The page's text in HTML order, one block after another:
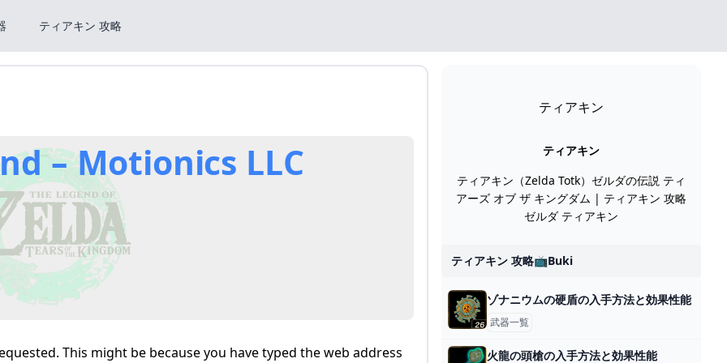
ティアキン 攻略
– Motionics LLC
This might be because you have typed the web address
ティアキン
ティアキン
ティアキン（Zelda Totk）ゼルダの伝説 ティ
アーズ オブ ザ キングダム | ティアキン 攻略
ゼルダ ティアキン
ティアキン 攻略📺buki
ゾナニウムの硬盾の入手方法と効果性能
武器一覧
火龍の頭槍の入手方法と効果性能